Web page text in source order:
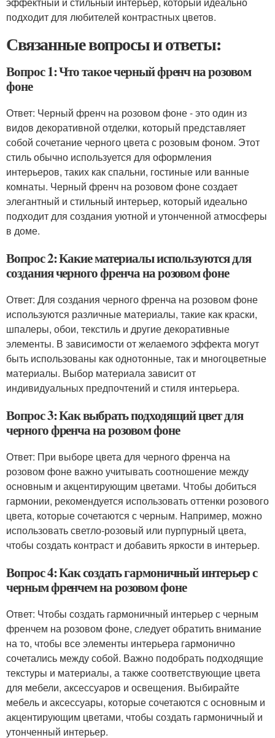
подходит для любителей контрастных цветов.
Связанные вопросы и ответы:
Вопрос 1: Что такое черный френч на розовом
фоне
Ответ: Черный френч на розовом фоне - это один из
видов декоративной отделки, который представляет
собой сочетание черного цвета с розовым фоном. Этот
стиль обычно используется для оформления
интерьеров, таких как спальни, гостиные или ванные
комнаты. Черный френч на розовом фоне создает
элегантный и стильный интерьер, который идеально
подходит для создания уютной и утонченной атмосферы
в доме.
Вопрос 2: Какие материалы используются для
создания черного френча на розовом фоне
Ответ: Для создания черного френча на розовом фоне
используются различные материалы, такие как краски,
шпалеры, обои, текстиль и другие декоративные
элементы. В зависимости от желаемого эффекта могут
быть использованы как однотонные, так и многоцветные
материалы. Выбор материала зависит от
индивидуальных предпочтений и стиля интерьера.
Вопрос 3: Как выбрать подходящий цвет для
черного френча на розовом фоне
Ответ: При выборе цвета для черного френча на
розовом фоне важно учитывать соотношение между
основным и акцентирующим цветами. Чтобы добиться
гармонии, рекомендуется использовать оттенки розового
цвета, которые сочетаются с черным. Например, можно
использовать светло-розовый или пурпурный цвета,
чтобы создать контраст и добавить яркости в интерьер.
Вопрос 4: Как создать гармоничный интерьер с
черным френчем на розовом фоне
Ответ: Чтобы создать гармоничный интерьер с черным
френчем на розовом фоне, следует обратить внимание
на то, чтобы все элементы интерьера гармонично
сочетались между собой. Важно подобрать подходящие
текстуры и материалы, а также соответствующие цвета
для мебели, аксессуаров и освещения. Выбирайте
мебель и аксессуары, которые сочетаются с основным и
акцентирующим цветами, чтобы создать гармоничный и
утонченный интерьер.